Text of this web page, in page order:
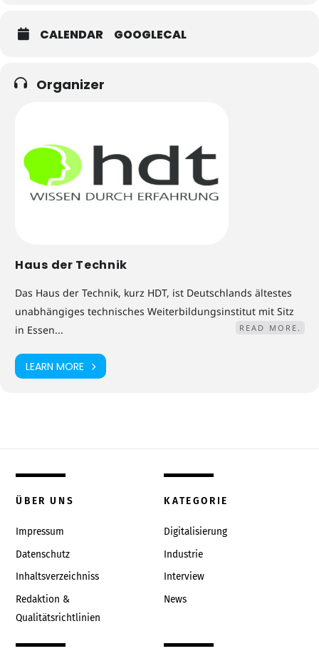
CALENDAR GOOGLECAL
Organizer
Haus der Technik
Das Haus der Technik, kurz HDT, ist Deutschlands ältestes
unabhängiges technisches Weiterbildungsinstitut mit Sitz
in Essen...
READ MORE.
LEARN MORE
ÜBER UNS
Impressum
Datenschutz
Inhaltsverzeichniss
Redaktion &
Qualitätsrichtlinien
KATEGORIE
Digitalisierung
Industrie
Interview
News